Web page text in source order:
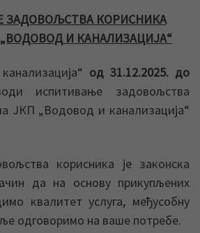
ЗАДОВОЉСТВА КОРИСНИКА
И КАНАЛИЗАЦИЈА“
од 31.12.2025. до
испитивање задовољства
ЈКП „Водовод и канализација“
корисника је законска
да на основу прикупљених
квалитет услуга, међусобну
одговоримо на ваше потребе.